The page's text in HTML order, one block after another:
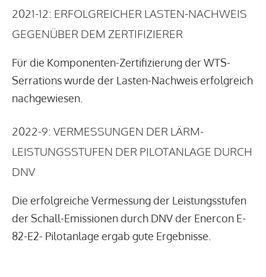
2021-12: ERFOLGREICHER LASTEN-NACHWEIS
GEGENÜBER DEM ZERTIFIZIERER
Für die Komponenten-Zertifizierung der WTS-
Serrations wurde der Lasten-Nachweis erfolgreich
nachgewiesen.
2022-9: VERMESSUNGEN DER LÄRM-
LEISTUNGSSTUFEN DER PILOTANLAGE DURCH
DNV
Die erfolgreiche Vermessung der Leistungsstufen
der Schall-Emissionen durch DNV der Enercon E-
82-E2- Pilotanlage ergab gute Ergebnisse.